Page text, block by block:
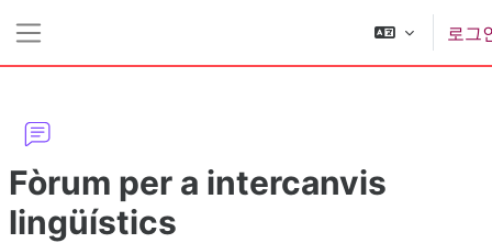
로그
Fòrum per a intercanvis
lingüístics